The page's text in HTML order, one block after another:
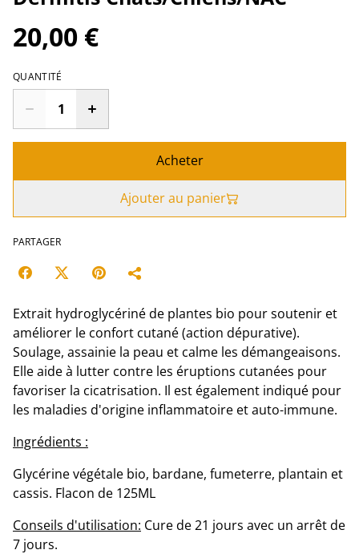
20,00 €
QUANTITÉ
Acheter
Ajouter au panier
PARTAGER
Extrait hydroglycériné de plantes bio pour soutenir et
améliorer le confort cutané (action dépurative).
Soulage, assainie la peau et calme les démangeaisons.
Elle aide à lutter contre les éruptions cutanées pour
favoriser la cicatrisation. Il est également indiqué pour
les maladies d'origine inflammatoire et auto-immune.
Ingrédients :
Glycérine végétale bio, bardane, fumeterre, plantain et
cassis. Flacon de 125ML
Conseils d'utilisation: Cure de 21 jours avec un arrêt de
7 jours.